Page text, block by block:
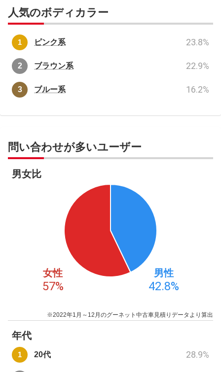
人気のボディカラー
ピンク系 23.8%
ブラウン系 22.9%
ブルー系 16.2%
問い合わせが多いユーザー
男女比
女性
57%
男性
42.8%
※2022年1月～12月のグーネット中古車見積りデータより算出
年代
20代 28.9%